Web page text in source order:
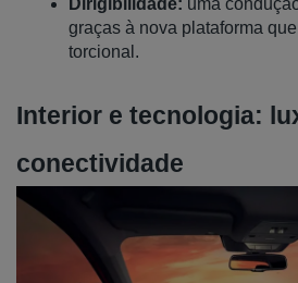
Dirigibilidade: uma
graças à nova plataforma
torcional.
Interior e tecnologia: